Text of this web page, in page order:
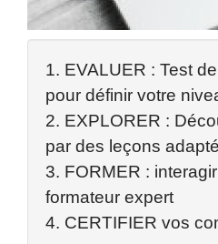
1. EVALUER : Test
pour définir votre
2. EXPLORER :
par des leçons
3. FORMER :
formateur expert
4. CERTIFIER vos